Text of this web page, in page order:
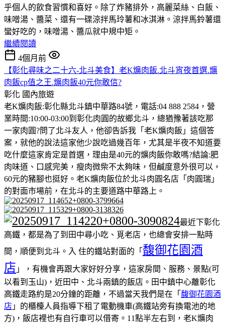
乎個人的飲食習慣和喜好。除了炸豬排外，高麗菜絲、白飯、
味噌湯、醬菜、還有一碟涼拌馬玲薯和冰淇淋。涼拌馬鈴薯還
蠻好吃的，味噌湯、醬瓜就中規中矩。
繼續閱讀
4個月前
【彰化尋味之二十六-北斗美食】老K爌肉飯.北斗宵夜首選.爌
肉飯cp值之王.爌肉飯40元你敢信?
彰化 國內旅遊
老K爌肉飯:彰化縣北斗鎮中華路84號，電話:04 888 2584，營
業時間:10:00-03:00到彰化肉圓的故鄉北斗，總猶豫著該吃那
一家肉圓?問了北斗友人，他卻告訴我「老K爌肉飯」這個答
案，就他的說法這家他少說吃過幾百年，尤其是半夜不知道要
吃什麼這家肯定是首選，理由是40元的爌肉飯你敢嗎?結論:肥
肉味道、口感完美，瘦肉微柴不太夠味，但鹹度意外很可以，
60元的豬腳也挺好。老K爌肉飯位於北斗肉圓名店「肉圓瑞」
的對面市場前，在北斗的主要道路中華路上。
最近下彰化
高鐵，都是為了到田中尋小吃、覓老店，也總會安排一點時
間，順便到北斗。入 住的鐵站對面的「 馥御花園酒
店 」，有機會再跟大家好好分享，這家房間、服務、景點(可
以看到玉山)，近田中、北斗兩鎮的飯店。田中鎮中心離彰化
高鐵走路約是20分鐘的距離，不過當天我們是在「 馥御花園酒
店 」的櫃檯人員指導下租了電動機車(高鐵站旁有換電池的地
方)，飯店裡也有自行車可以借寄。 11點半左右到，老K爌肉